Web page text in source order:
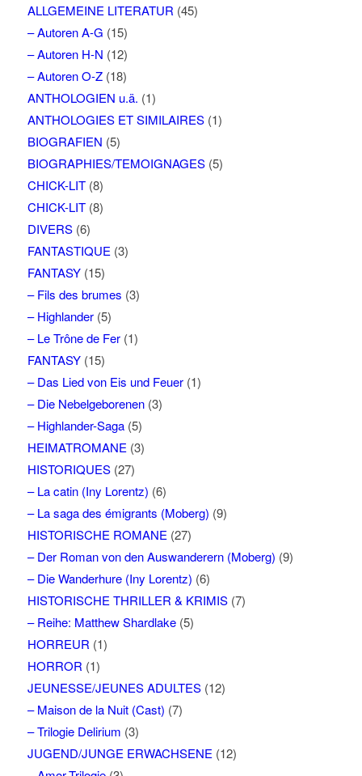
ALLGEMEINE LITERATUR (45)
– Autoren A-G (15)
– Autoren H-N (12)
– Autoren O-Z(18)
ANTHOLOGIEN u.ä. (1)
ANTHOLOGIES ET SIMILAIRES(1)
BIOGRAFIEN (5)
BIOGRAPHIES/TEMOIGNAGES(5)
CHICK-LIT(8)
CHICK-LIT(8)
DIVERS(6)
FANTASTIQUE (3)
FANTASY(15)
– Fils des brumes (3)
– Highlander(5)
– Le Trône de Fer(1)
FANTASY(15)
– Das Lied von Eis und Feuer(1)
– Die Nebelgeborenen(3)
– Highlander-Saga(5)
HEIMATROMANE (3)
HISTORIQUES(27)
– La catin (Iny Lorentz) (6)
– La saga des émigrants (Moberg) (9)
HISTORISCHE ROMANE (27)
– Der Roman von den Auswanderern (Moberg) (9)
– Die Wanderhure (Iny Lorentz) (6)
HISTORISCHE THRILLER & KRIMIS(7)
– Reihe: Matthew Shardlake(5)
HORREUR (1)
HORROR (1)
JEUNESSE/JEUNES ADULTES(12)
– Maison de la Nuit (Cast) (7)
– Trilogie Delirium (3)
JUGEND/JUNGE ERWACHSENE (12)